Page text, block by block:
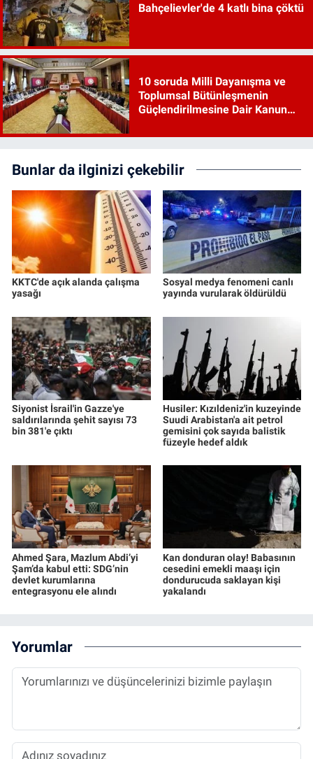
Bahçelievler'de 4 katlı bina çöktü
10 soruda Milli Dayanışma ve
Toplumsal Bütünleşmenin
Güçlendirilmesine Dair Kanun
Bunlar da ilginizi çekebilir
KKTC'de açık alanda çalışma
yasağı
Sosyal medya fenomeni canlı
yayında vurularak öldürüldü
Siyonist İsrail'in Gazze'ye
saldırılarında şehit sayısı 73
bin 381'e çıktı
Husiler: Kızıldeniz'in kuzeyinde
Suudi Arabistan'a ait petrol
gemisini çok sayıda balistik
füzeyle hedef aldık
Ahmed Şara, Mazlum Abdi’yi
Şam’da kabul etti: SDG’nin
devlet kurumlarına
entegrasyonu ele alındı
Kan donduran olay! Babasının
cesedini emekli maaşı için
dondurucuda saklayan kişi
yakalandı
Yorumlar